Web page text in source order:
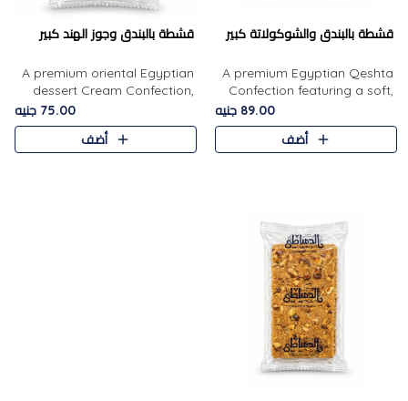
قشطة بالبندق والشوكولاتة كبير
A premium Egyptian Qeshta
Confection featuring a soft,
creamy texture paired with a
rich layer of premium
chocolate and the distinctive
89.00 جنيه
أضف
قشطة بالبندق وجوز الهند كبير
A premium oriental Egyptian
dessert Cream Confection,
featuring a soft, creamy
texture and the distinctive
flavor of roasted hazelnuts.
75.00 جنيه
أضف